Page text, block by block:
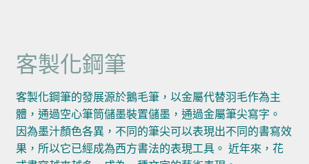
客製化鋼筆
客製化鋼筆的發展源於鵝毛筆，以金屬代替羽毛作為主
體，通過空心筆筒儲墨裝置儲墨，通過金屬筆尖寫字。
因為墨汁顏色各異，不同的筆尖可以表現出不同的書寫效
果，所以它已經成為西方書法的表現工具。 近年來，花